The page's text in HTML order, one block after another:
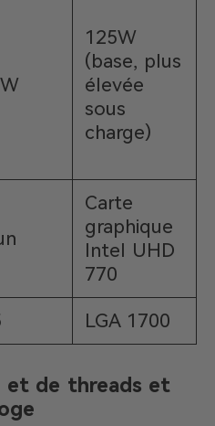
125W
(base, plus
élevée
sous
charge)
Carte
graphique
Intel UHD
770
LGA 1700
et de threads et